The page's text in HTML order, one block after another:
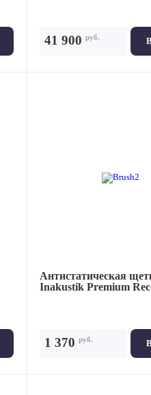
41 900 руб.
Антистатическая
Inakustik Premium
1 370 руб.